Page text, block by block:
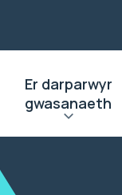
Er darparwyr
gwasanaeth